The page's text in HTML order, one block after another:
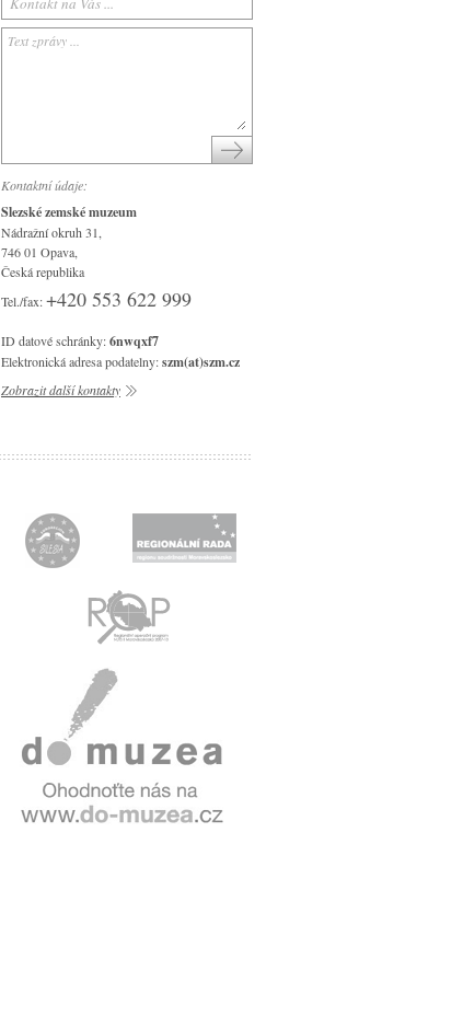
Arboretum Nový Dvůr
Národní památník II. světové války
Kontaktní údaje:
Slezské zemské muzeum
Nádražní okruh 31,
746 01 Opava,
Česká republika
Tel./fax:+420 553 622 999
ID datové schránky:6nwqxf7
Elektronická adresa podatelny:szm(at)szm.cz
Zobrazit další kontakty